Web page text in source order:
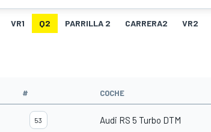
VR1 Q2 PARRILLA 2 CARRERA2 VR2
# COCHE
53 Audi RS 5 Turbo DTM